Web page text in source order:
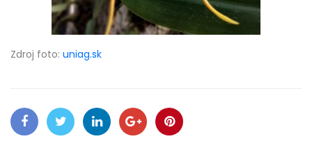
Zdroj foto: uniag.sk